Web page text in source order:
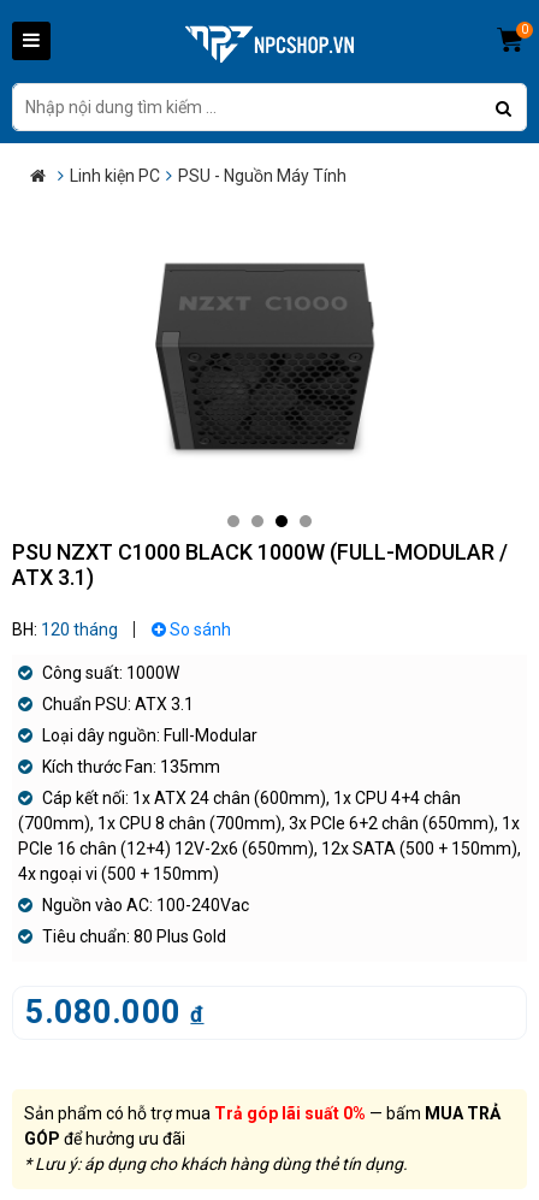
0
Linh kiện PC PSU - Nguồn Máy Tính
PSU NZXT C1000 BLACK 1000W (FULL-MODULAR /
ATX 3.1)
BH: 120 tháng So sánh
Công suất: 1000W
Chuẩn PSU: ATX 3.1
Loại dây nguồn: Full-Modular
Kích thước Fan: 135mm
Cáp kết nối: 1x ATX 24 chân (600mm), 1x CPU 4+4 chân
(700mm), 1x CPU 8 chân (700mm), 3x PCIe 6+2 chân (650mm), 1x
PCIe 16 chân (12+4) 12V-2x6 (650mm), 12x SATA (500 + 150mm),
4x ngoại vi (500 + 150mm)
Nguồn vào AC: 100-240Vac
Tiêu chuẩn: 80 Plus Gold
5.080.000 đ
Sản phẩm có hỗ trợ mua Trả góp lãi suất 0% — bấm MUA TRẢ
GÓP để hưởng ưu đãi
* Lưu ý: áp dụng cho khách hàng dùng thẻ tín dụng.